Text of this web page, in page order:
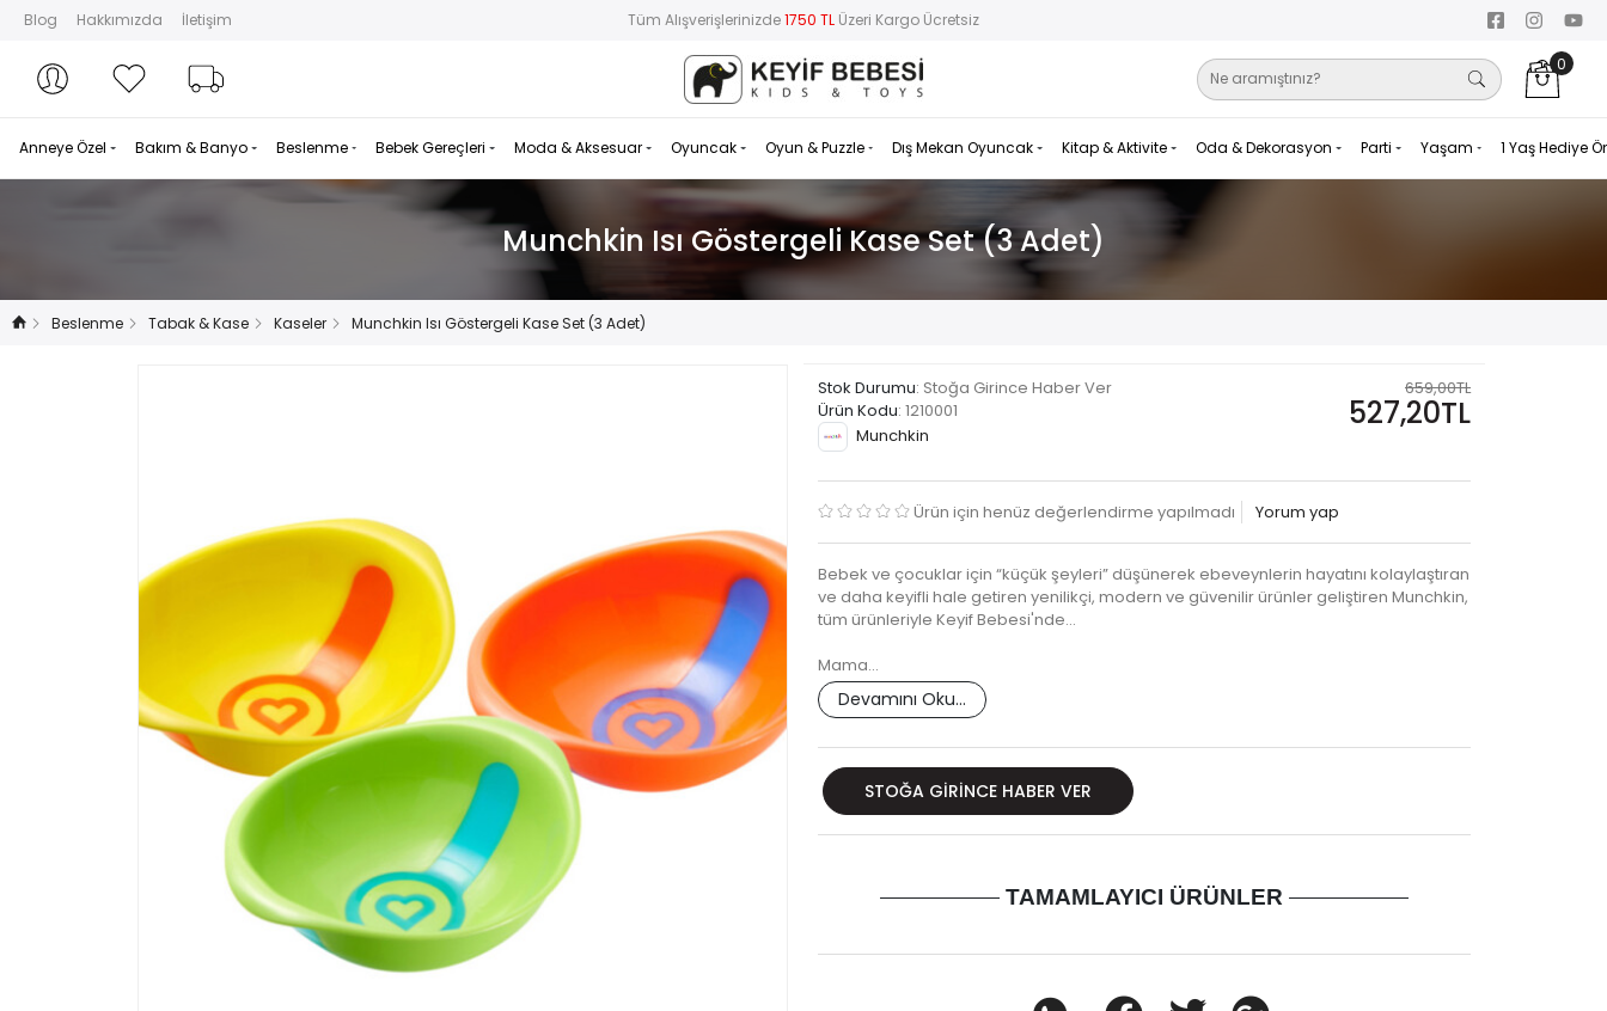
Blog Hakkımızda İletişim Tüm Alışverişlerinizde1750 TL Üzeri Kargo Ücretsiz
Hesabım
Hesabım Favorilerim 0
Anneye Özel Bakım & Banyo Beslenme Bebek Gereçleri Moda & Aksesuar Oyuncak Oyun & Puzzle Dış Mekan Oyuncak Kitap & Aktivite Oda & Dekorasyon Parti Yaşam 1 Yaş Hediye
Munchkin Isı Göstergeli Kase Set (3 Adet)
Beslenme Tabak & Kase Kaseler Munchkin Isı Göstergeli Kase Set (3 Adet)
Stok Durumu: Stoğa Girince Haber Ver
Ürün Kodu: 1210001
Munchkin
659,00TL
527,20TL
Ürün için henüz değerlendirme yapılmadı Yorum yap
Bebek ve çocuklar için “küçük şeyleri” düşünerek ebeveynlerin hayatını kolaylaştıran
ve daha keyifli hale getiren yenilikçi, modern ve güvenilir ürünler geliştiren Munchkin,
tüm ürünleriyle Keyif Bebesi'nde...
Mama…
Devamını Oku...
STOĞA GIRINCE HABER VER
TAMAMLAYICI ÜRÜNLER